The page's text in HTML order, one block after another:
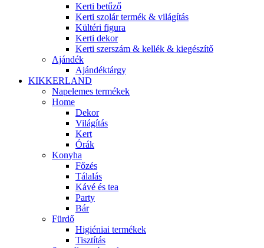
Kerti betűző
Kerti szolár termék & világítás
Kültéri figura
Kerti dekor
Kerti szerszám & kellék & kiegészítő
Ajándék
Ajándéktárgy
KIKKERLAND
Napelemes termékek
Home
Dekor
Világítás
Kert
Órák
Konyha
Főzés
Tálalás
Kávé és tea
Party
Bár
Fürdő
Higiéniai termékek
Tisztítás